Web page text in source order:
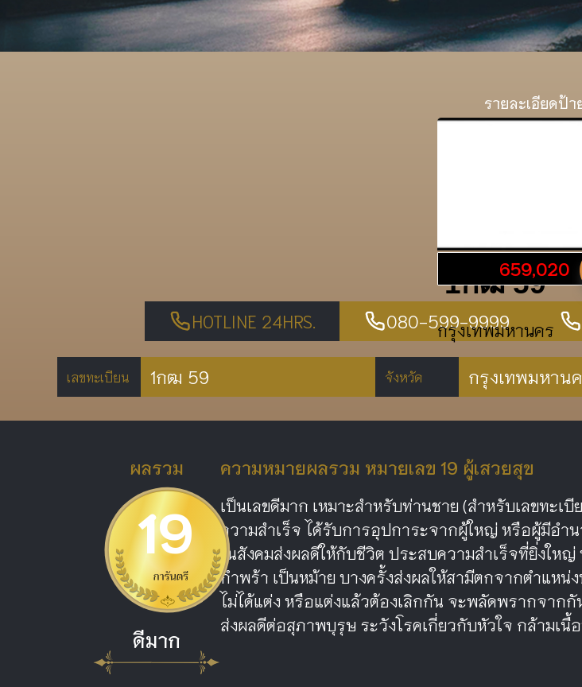
รายละเอียดป้า
1กฒ 59
กรุงเทพมหานคร
659,020
HOTLINE 24HRS. 080-599-9999
เลขทะเบียน 1กฒ 59 จังหวัด กรุงเทพมหาน
ผลรวม
19
ดีมาก
ความหมายผลรวม หมายเลข 19 ผู้เสวยสุข
เป็นเลขดีมาก เหมาะสำหรับท่านชาย (สำหรับเลขทะ
ความสำเร็จ ได้รับการอุปการะจากผู้ใหญ่ หรือผู้มีอำน
ในสังคมส่งผลดีให้กับชีวิต ประสบความสำเร็จที่ยิ่งใหญ่
กำพร้า เป็นหม้าย บางครั้งส่งผลให้สามีตกจากตำแห
ไม่ได้แต่ง หรือแต่งแล้วต้องเลิกกัน จะพลัดพรากจากกั
ส่งผลดีต่อสุภาพบุรุษ ระวังโรคเกี่ยวกับหัวใจ กล้ามเนื้